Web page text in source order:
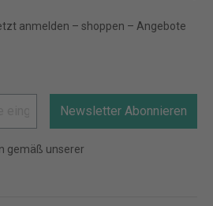
anmelden – shoppen – Angebote
Newsletter Abonnieren
gemäß unserer